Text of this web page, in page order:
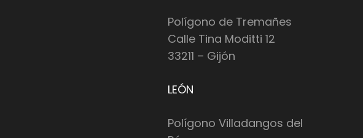
Polígono de Tremañes
Calle Tina Moditti 12
33211 – Gijón
LEÓN
Polígono Villadangos del